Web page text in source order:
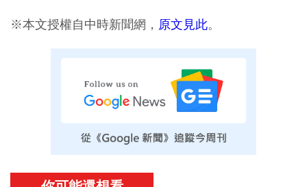
※本文授權自中時新聞網， 原文見此。